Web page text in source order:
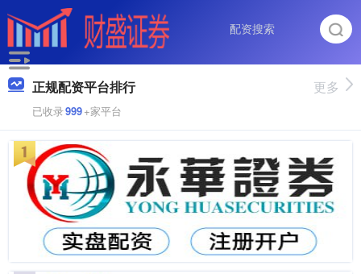
正规配资平台排行
已收录999+家平台
更多